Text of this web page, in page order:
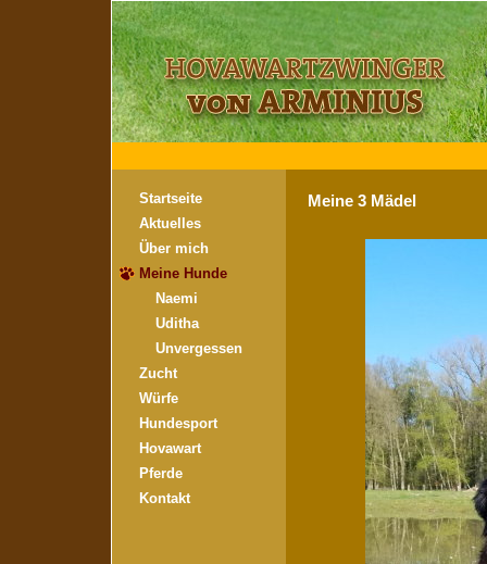
Startseite
Aktuelles
Über mich
Meine Hunde
Naemi
Uditha
Unvergessen
Zucht
Würfe
Hundesport
Hovawart
Pferde
Kontakt
Meine 3 Mädel